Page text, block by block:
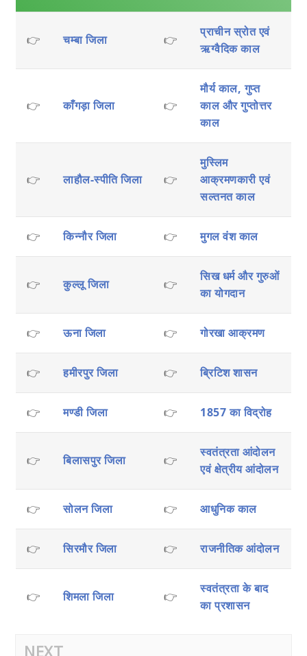
👉 चम्बा जिला 👉
प्राचीन स्रोत एवं
ऋग्वैदिक काल
👉 काँगड़ा जिला 👉
मौर्य काल, गुप्त
काल और गुप्तोत्तर
काल
👉 लाहौल-स्पीति जिला 👉
मुस्लिम
आक्रमणकारी एवं
सल्तनत काल
👉 किन्नौर जिला 👉 मुगल वंश काल
👉 कुल्लू जिला 👉
सिख धर्म और गुरुओं
का योगदान
👉 ऊना जिला 👉 गोरखा आक्रमण
👉 हमीरपुर जिला 👉 ब्रिटिश शासन
👉 मण्डी जिला 👉 1857 का विद्रोह
👉 बिलासपुर जिला 👉
स्वतंत्रता आंदोलन
एवं क्षेत्रीय आंदोलन
👉 सोलन जिला 👉 आधुनिक काल
👉 सिरमौर जिला 👉 राजनीतिक आंदोलन
👉 शिमला जिला 👉
स्वतंत्रता के बाद
का प्रशासन
NEXT